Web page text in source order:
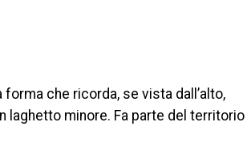
che ricorda, se vista dall’alto,
laghetto minore. Fa parte del territorio